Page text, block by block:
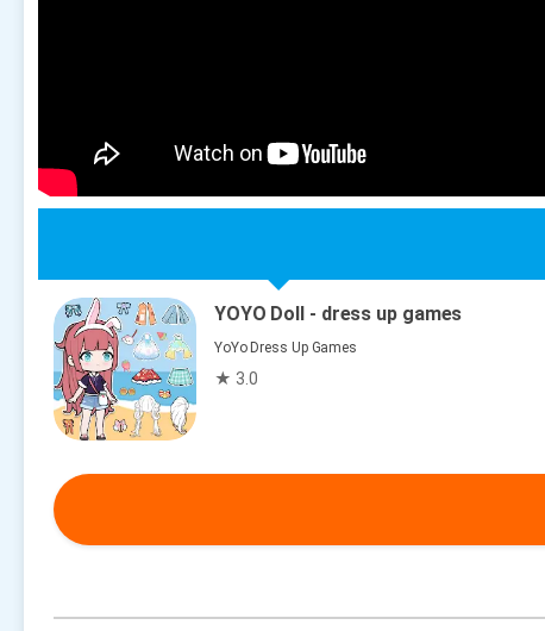
YOYO Doll - dress up games
YoYo Dress Up Games
★ 3.0